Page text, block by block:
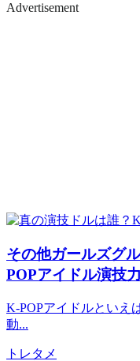
Advertisement
その他ガールズグ
POPアイドル演技
K-POPアイドルといえ
動...
トレタメ